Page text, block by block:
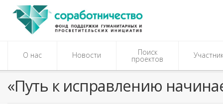
О нас Новости Поиск
проектов
«Путь к исправлению